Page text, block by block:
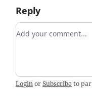
Reply
Add your comment
Login or Subscribe to